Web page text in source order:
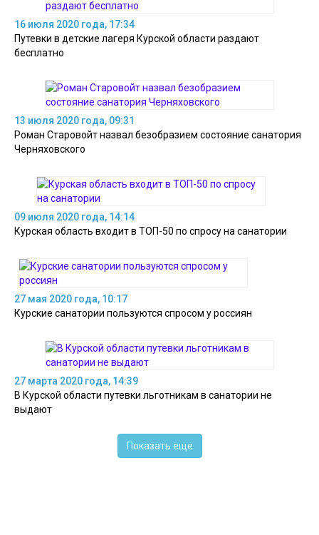
16 июля 2020 года, 17:34
Путевки в детские лагеря Курской области раздают
бесплатно
13 июля 2020 года, 09:31
Роман Старовойт назвал безобразием состояние санатория
Черняховского
09 июля 2020 года, 14:14
Курская область входит в ТОП-50 по спросу на санатории
27 мая 2020 года, 10:17
Курские санатории пользуются спросом у россиян
27 марта 2020 года, 14:39
В Курской области путевки льготникам в санатории не
выдают
Показать еще